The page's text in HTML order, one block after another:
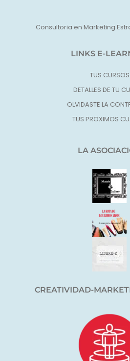
Consultoria en Marketing
LINKS E-
TUS CURSOS
DETALLES DE TU
OLVIDASTE LA
TUS PROXIMOS
LA
CREATIVIDAD-